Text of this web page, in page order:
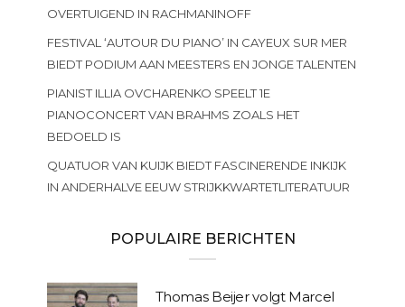
OVERTUIGEND IN RACHMANINOFF
FESTIVAL ‘AUTOUR DU PIANO’ IN CAYEUX SUR MER
BIEDT PODIUM AAN MEESTERS EN JONGE TALENTEN
PIANIST ILLIA OVCHARENKO SPEELT 1E
PIANOCONCERT VAN BRAHMS ZOALS HET
BEDOELD IS
QUATUOR VAN KUIJK BIEDT FASCINERENDE INKIJK
IN ANDERHALVE EEUW STRIJKKWARTETLITERATUUR
POPULAIRE BERICHTEN
Thomas Beijer volgt Marcel